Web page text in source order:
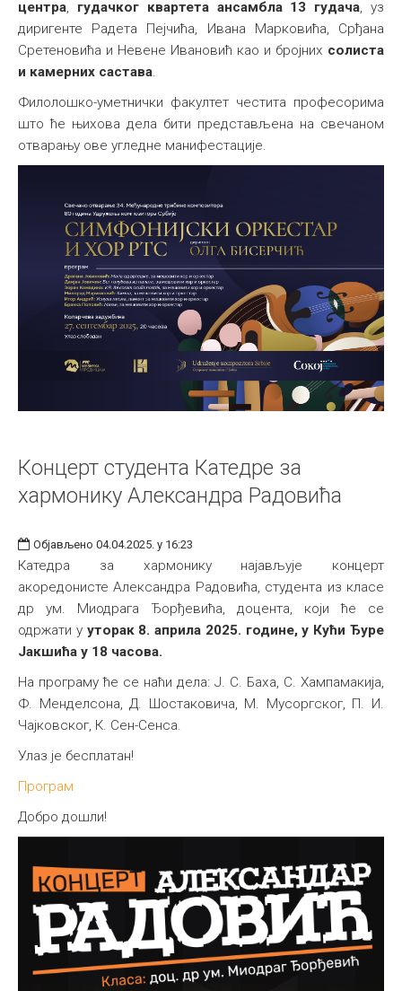
центра, гудачког квартета ансамбла 13 гудача, уз
диригенте Радета Пејчића, Ивана Марковића, Срђана
Сретеновића и Невене Ивановић као и бројних солиста
и камерних састава.
Филолошко-уметнички факултет честита професорима
што ће њихова дела бити представљена на свечаном
отварању ове угледне манифестације.
Концерт студента Катедре за
хармонику Александра Радовића
Објављено 04.04.2025. у 16:23
Катедра за хармонику најављује концерт
акоредонисте Александра Радовића, студента из класе
др ум. Миодрага Ђорђевића, доцента, који ће се
одржати у уторак 8. априла 2025. године, у Кући Ђуре
Јакшића у 18 часова.
На програму ће се наћи дела: Ј. С. Баха, С. Хампамакија,
Ф. Менделсона, Д. Шостаковича, М. Мусоргског, П. И.
Чајковског, К. Сен-Сенса.
Улаз је бесплатан!
Програм
Добро дошли!